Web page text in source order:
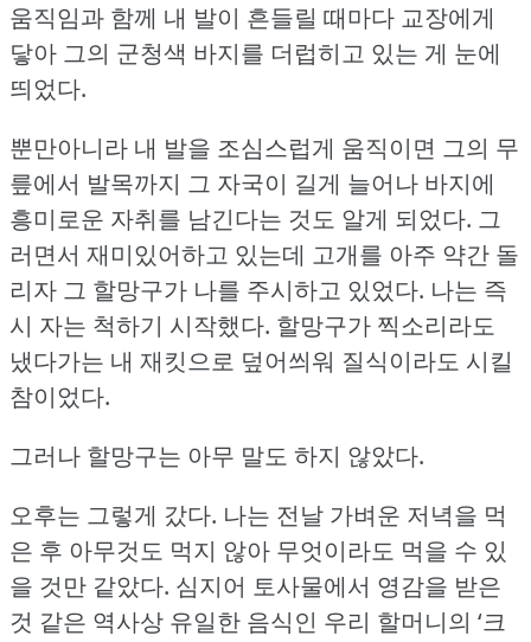
움직임과 함께 내 발이 흔들릴 때마다 교장에게
닿아 그의 군청색 바지를 더럽히고 있는 게 눈에
띄었다.
뿐만아니라 내 발을 조심스럽게 움직이면 그의 무
릎에서 발목까지 그 자국이 길게 늘어나 바지에
흥미로운 자취를 남긴다는 것도 알게 되었다. 그
러면서 재미있어하고 있는데 고개를 아주 약간 돌
리자 그 할망구가 나를 주시하고 있었다. 나는 즉
시 자는 척하기 시작했다. 할망구가 찍소리라도
냈다가는 내 재킷으로 덮어씌워 질식이라도 시킬
참이었다.
그러나 할망구는 아무 말도 하지 않았다.
오후는 그렇게 갔다. 나는 전날 가벼운 저녁을 먹
은 후 아무것도 먹지 않아 무엇이라도 먹을 수 있
을 것만 같았다. 심지어 토사물에서 영감을 받은
것 같은 역사상 유일한 음식인 우리 할머니의 ‘크